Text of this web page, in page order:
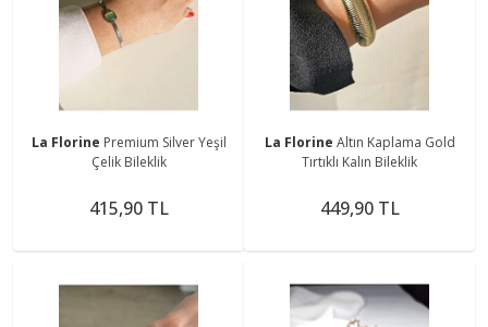
La Florine Premium Silver Yeşil
Çelik Bileklik
415,90 TL
La Florine Altın Kaplama Gold
Tırtıklı Kalın Bileklik
449,90 TL